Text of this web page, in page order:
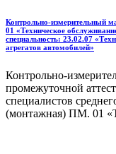
Контрольно-измерительный
01 «Техническое
специальность: 23.02.07
агрегатов автомобилей»
Контрольно-
промежуточной
специалистов
(монтажная) ПМ. 01